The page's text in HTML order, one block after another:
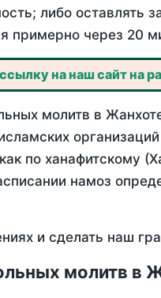
либо
примерно через 20
на наш сайт на
молитв в
по ханафитскому
намоз
и сделать наш
молитв в